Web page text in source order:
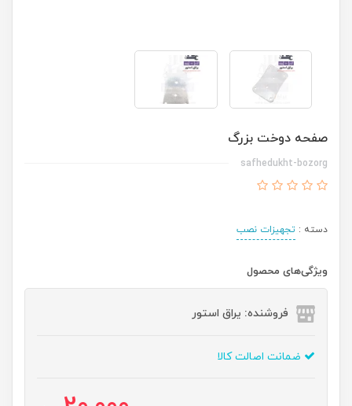
صفحه دوخت بزرگ
safhedukht-bozorg
دسته : تجهیزات نصب
ویژگی‌های محصول
فروشنده: یراق استور
ضمانت اصالت کالا